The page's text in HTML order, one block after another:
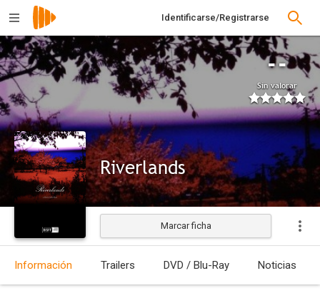
Identificarse/Registrarse
--
Sin valorar
Riverlands
Estrenada
Marcar ficha
Información Trailers DVD / Blu-Ray Noticias